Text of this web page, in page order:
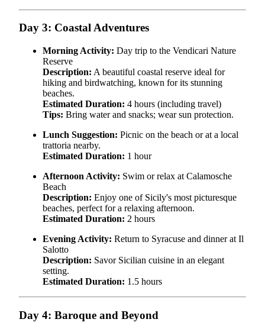
Day 3: Coastal Adventures
Morning Activity: Day trip to the Vendicari Nature
Reserve
Description: A beautiful coastal reserve ideal for
hiking and birdwatching, known for its stunning
beaches.
Estimated Duration: 4 hours (including travel)
Tips: Bring water and snacks; wear sun protection.
Lunch Suggestion: Picnic on the beach or at a local
trattoria nearby.
Estimated Duration: 1 hour
Afternoon Activity: Swim or relax at Calamosche
Beach
Description: Enjoy one of Sicily's most picturesque
beaches, perfect for a relaxing afternoon.
Estimated Duration: 2 hours
Evening Activity: Return to Syracuse and dinner at Il
Salotto
Description: Savor Sicilian cuisine in an elegant
setting.
Estimated Duration: 1.5 hours
Day 4: Baroque and Beyond